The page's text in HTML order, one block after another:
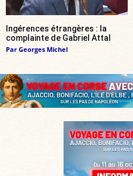
Ingérences étrangères : la
complainte de Gabriel Attal
Par Georges Michel